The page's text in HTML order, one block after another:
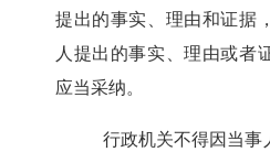
提出的事实、理由和证据
人提出的事实、理由或者
应当采纳。
行政机关不得因当事